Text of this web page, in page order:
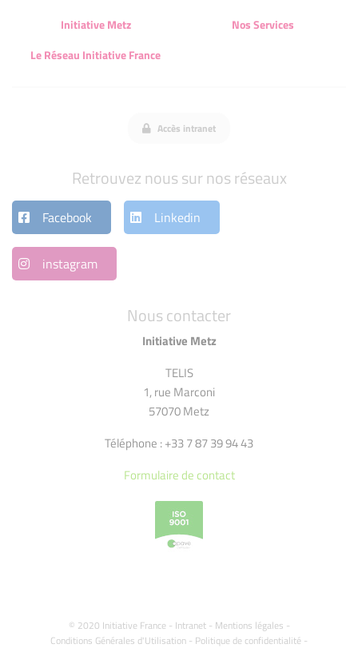
Nous contacter
Initiative Metz
TELIS
1, rue Marconi
57070 Metz
Téléphone : +33 7 87 39 94 43
Formulaire de contact
© 2020 Initiative France - Intranet- Mentions légales -
Conditions Générales d'Utilisation - Politique de confidentialité -
Initiative Metz
Nos Services
Le Réseau Initiative France
Accès intranet
Retrouvez nous sur nos réseaux
Facebook Linkedin
instagram